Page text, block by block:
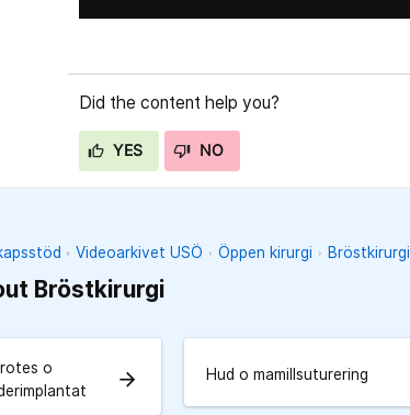
Did the content help you?
YES NO
Videoarkivet USÖ Öppen kirurgi Bröstkirurgi
Bröstkirurgi
o
arrow_forward Hud o mamillsuturering